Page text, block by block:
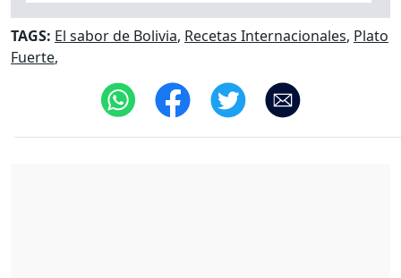
TAGS: El sabor de Bolivia, Recetas Internacionales, Plato
Fuerte,